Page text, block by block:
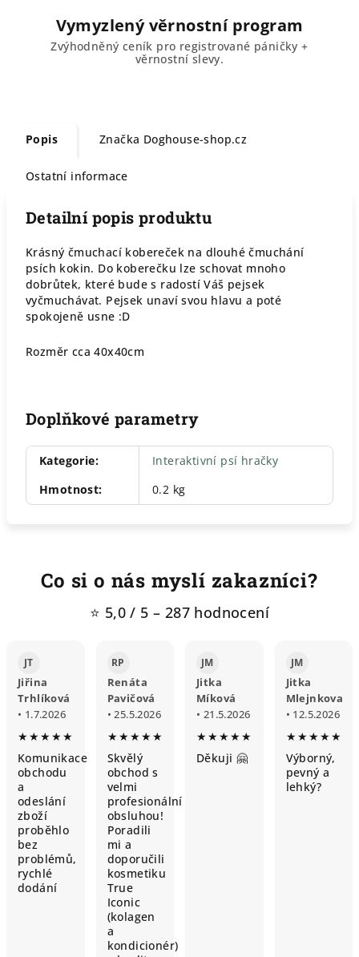
Vymyzlený věrnostní program
Zvýhodněný ceník pro registrované páničky +
věrnostní slevy.
Popis Značka Doghouse-shop.cz
Ostatní informace
Detailní popis produktu
Krásný čmuchací kobereček na dlouhé čmuchání
psích kokin. Do koberečku lze schovat mnoho
dobrůtek, které bude s radostí Váš pejsek
vyčmuchávat. Pejsek unaví svou hlavu a poté
spokojeně usne :D
Rozměr cca 40x40cm
Doplňkové parametry
Kategorie:
Interaktivní psí hračky
Hmotnost: 0.2 kg
Co si o nás myslí zakazníci?
⭐ 5,0 / 5 – 287 hodnocení
JT
Jiřina
Trhlíková
• 1.7.2026
★★★★★
Komunikace
obchodu
a
odeslání
zboží
proběhlo
bez
problémů,
rychlé
dodání
RP
Renáta
Pavičová
• 25.5.2026
★★★★★
Skvělý
obchod s
velmi
profesionální
obsluhou!
Poradili
mi a
doporučili
kosmetiku
True
Iconic
(kolagen
a
kondicionér)
JM
Jitka
Míková
• 21.5.2026
★★★★★
Děkuji 🤗
JM
Jitka
Mlejnkova
• 12.5.2026
★★★★★
Výborný,
pevný a
lehký?